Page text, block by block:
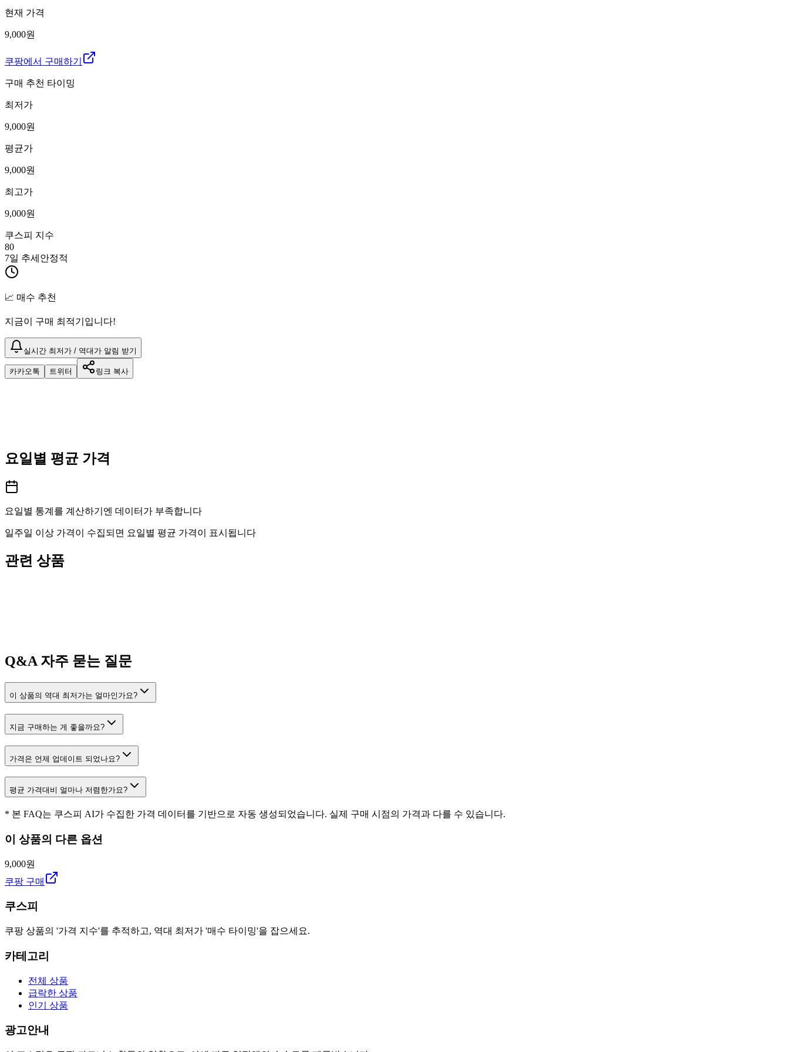
현재 가격
9,000원
쿠팡에서 구매하기
구매 추천 타이밍
최저가
9,000원
평균가
9,000원
최고가
9,000원
쿠스피 지수
80
7일 추세 안정적
📈 매수 추천
지금이 구매 최적기입니다!
실시간 최저가 / 역대가 알림 받기
카카오톡 트위터 링크 복사
요일별 평균 가격
요일별 통계를 계산하기엔 데이터가 부족합니다
일주일 이상 가격이 수집되면 요일별 평균 가격이 표시됩니다
관련 상품
Q&A자주 묻는 질문
이 상품의 역대 최저가는 얼마인가요?
지금 구매하는 게 좋을까요?
가격은 언제 업데이트 되었나요?
평균 가격대비 얼마나 저렴한가요?
* 본 FAQ는 쿠스피 AI가 수집한 가격 데이터를 기반으로 자동 생성되었습니다. 실제 구매 시점의 가격과 다를 수 있습니다.
이 상품의 다른 옵션
9,000원
쿠팡 구매
쿠스피
쿠팡 상품의 '가격 지수'를 추적하고, 역대 최저가 '매수 타이밍'을 잡으세요.
카테고리
전체 상품
급락한 상품
인기 상품
광고안내